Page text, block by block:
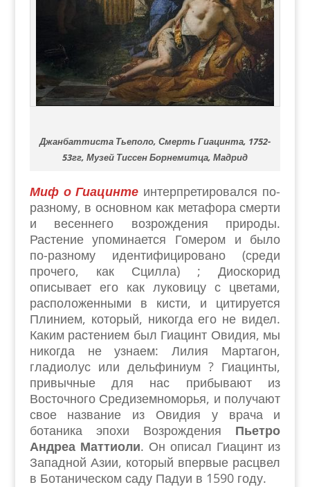
Джанбаттиста Тьеполо, Смерть Гиацинта, 1752-
53гг, Музей Тиссен Борнемитца, Мадрид
Миф о Гиацинте интерпретировался по-
разному, в основном как метафора смерти
и весеннего возрождения природы.
Растение упоминается Гомером и было
по-разному идентифицировано (среди
прочего, как Сцилла) ; Диоскорид
описывает его как луковицу с цветами,
расположенными в кисти, и цитируется
Плинием, который, никогда его не видел.
Каким растением был Гиацинт Овидия, мы
никогда не узнаем: Лилия Мартагон,
гладиолус или дельфиниум ? Гиацинты,
привычные для нас прибывают из
Восточного Средиземноморья, и получают
свое название из Овидия у врача и
ботаника эпохи Возрождения Пьетро
Андреа Маттиоли. Он описал Гиацинт из
Западной Азии, который впервые расцвел
в Ботаническом саду Падуи в 1590 году.